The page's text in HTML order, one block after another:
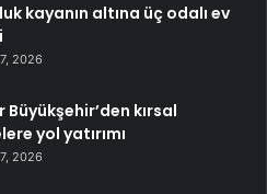
kayanın altına üç odalı ev
2026
Büyükşehir’den kırsal
yol yatırımı
2026